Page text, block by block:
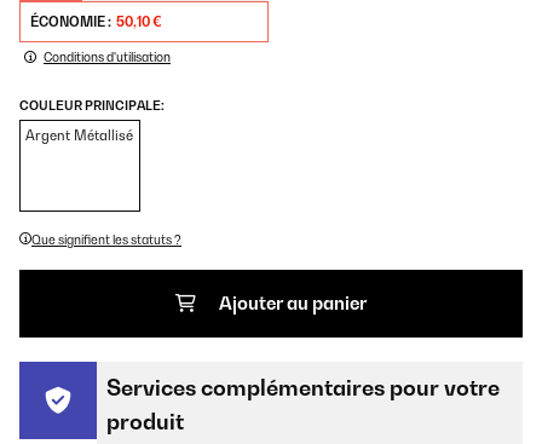
ÉCONOMIE : 50,10 €
Conditions d'utilisation
COULEUR PRINCIPALE:
Argent Métallisé
Que signifient les statuts ?
Ajouter au panier
Services complémentaires pour votre
produit